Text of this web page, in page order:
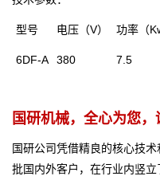
型号 电压（V） 功率（
6DF-A 380 7.5
国研机械，全心为您，
国研公司凭借精良的核心技
批国内外客户，在行业内竖